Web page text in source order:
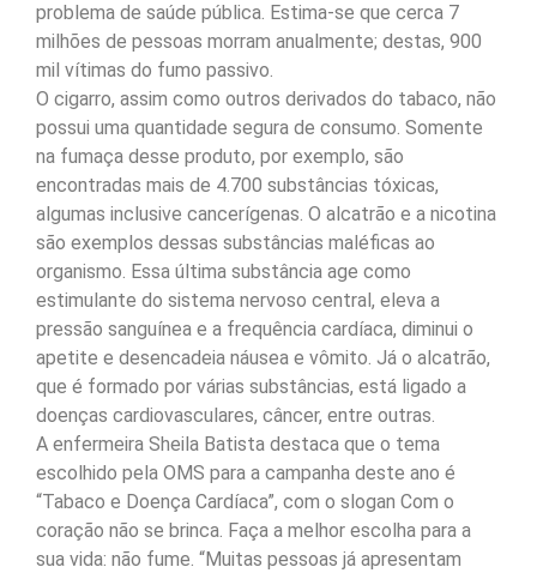
problema de saúde pública. Estima-se que cerca 7
milhões de pessoas morram anualmente; destas, 900
mil vítimas do fumo passivo.
O cigarro, assim como outros derivados do tabaco, não
possui uma quantidade segura de consumo. Somente
na fumaça desse produto, por exemplo, são
encontradas mais de 4.700 substâncias tóxicas,
algumas inclusive cancerígenas. O alcatrão e a nicotina
são exemplos dessas substâncias maléficas ao
organismo. Essa última substância age como
estimulante do sistema nervoso central, eleva a
pressão sanguínea e a frequência cardíaca, diminui o
apetite e desencadeia náusea e vômito. Já o alcatrão,
que é formado por várias substâncias, está ligado a
doenças cardiovasculares, câncer, entre outras.
A enfermeira Sheila Batista destaca que o tema
escolhido pela OMS para a campanha deste ano é
“Tabaco e Doença Cardíaca”, com o slogan Com o
coração não se brinca. Faça a melhor escolha para a
sua vida: não fume. “Muitas pessoas já apresentam